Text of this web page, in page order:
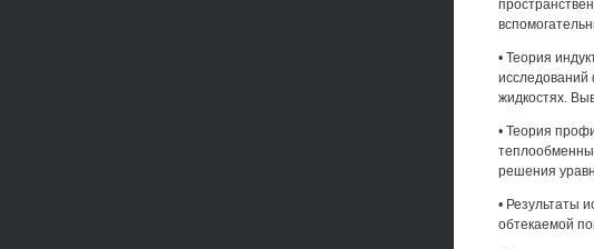
• Теория
исследований
жидкостях.
• Теория
решения
• Результаты
обтекаемой